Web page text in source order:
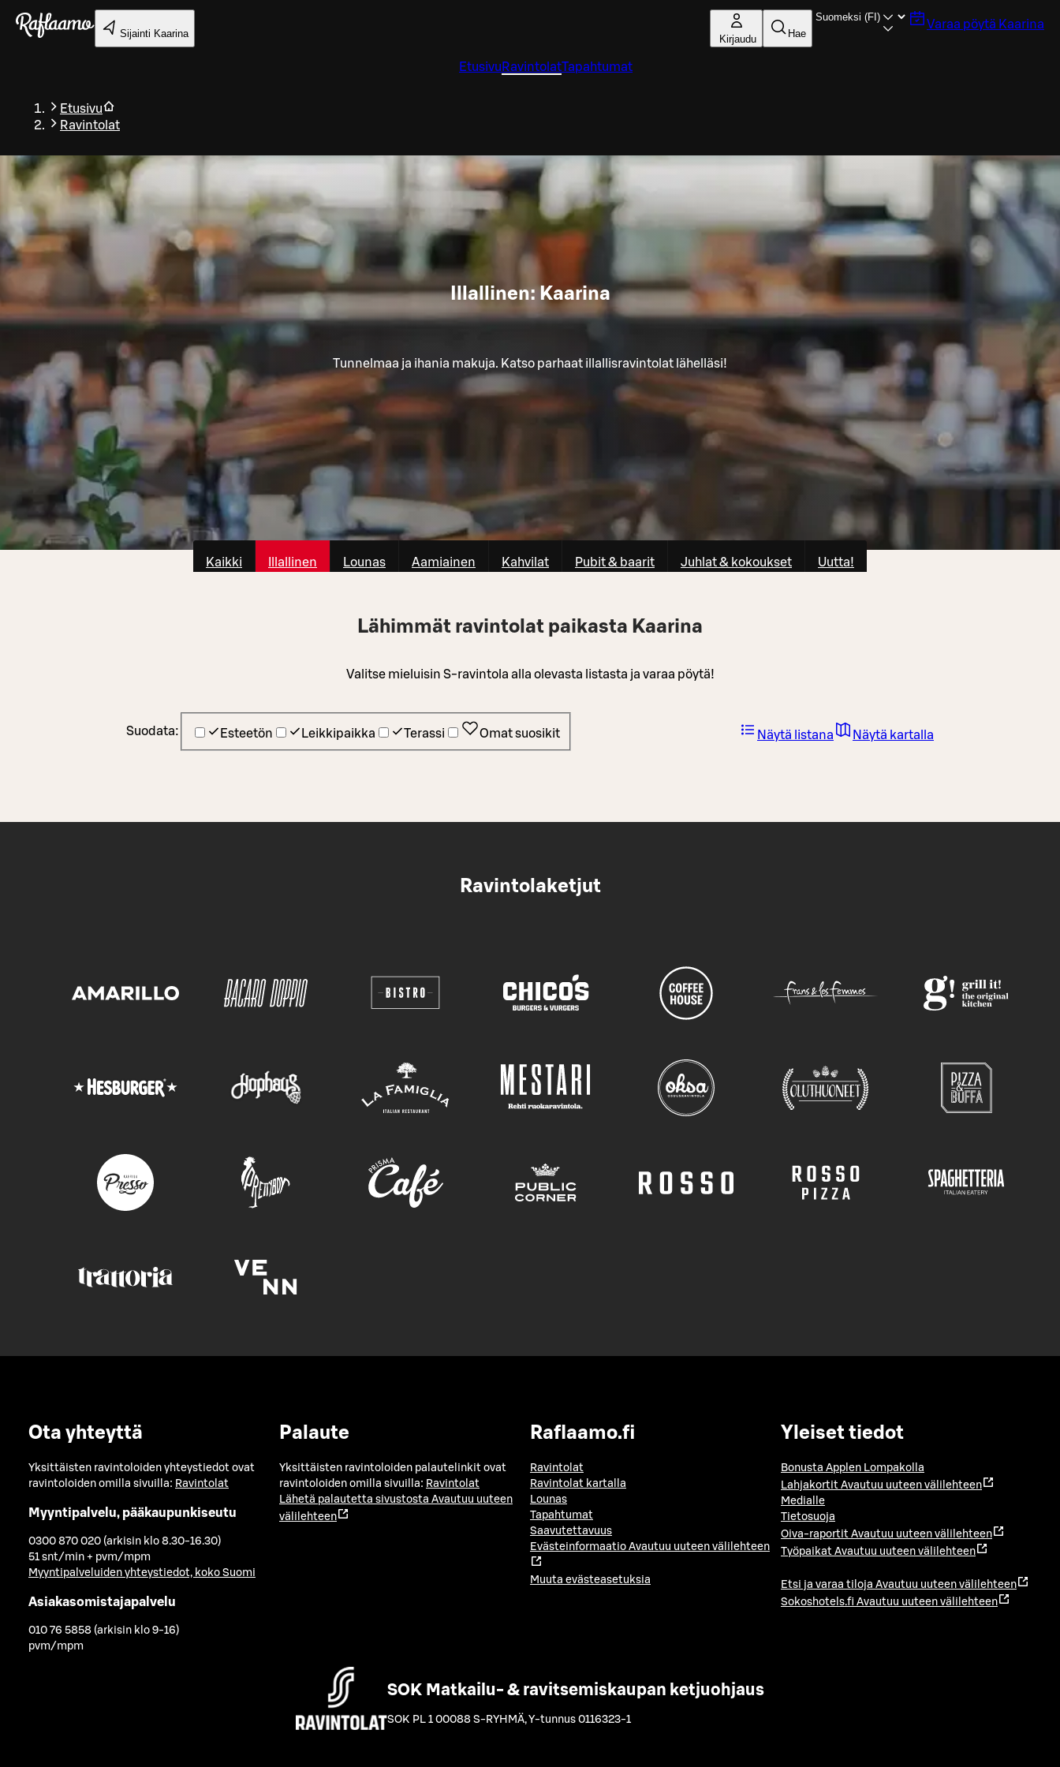
Siirry pääsisältöön
Sijainti Kaarina Kirjaudu Hae
Varaa pöytä Kaarina
Etusivu RavintolatTapahtumat
Etusivu
Ravintolat
Illallinen: Kaarina
Tunnelmaa ja ihania makuja. Katso parhaat illallisravintolat lähelläsi!
Kaikki Illallinen Lounas Aamiainen Kahvilat Pubit & baarit Juhlat & kokoukset Uutta!
Lähimmät ravintolat paikasta Kaarina
Valitse mieluisin S-ravintola alla olevasta listasta ja varaa pöytä!
Suodata: Esteetön Leikkipaikka Terassi Omat suosikit Näytä listana Näytä kartalla
Ravintolaketjut
Ota yhteyttä
Yksittäisten ravintoloiden yhteystiedot ovat
ravintoloiden omilla sivuilla: Ravintolat
Myyntipalvelu, pääkaupunkiseutu
0300 870 020 (arkisin klo 8.30-16.30)
51 snt/min + pvm/mpm
Myyntipalveluiden yhteystiedot, koko Suomi
Asiakasomistajapalvelu
010 76 5858 (arkisin klo 9-16)
pvm/mpm
Palaute
Yksittäisten ravintoloiden palautelinkit ovat
ravintoloiden omilla sivuilla: Ravintolat
Lähetä palautetta sivustosta Avautuu uuteen
välilehteen
Raflaamo.fi
Ravintolat
Ravintolat kartalla
Lounas
Tapahtumat
Saavutettavuus
Evästeinformaatio Avautuu uuteen välilehteen
Muuta evästeasetuksia
Yleiset tiedot
Bonusta Applen Lompakolla
Lahjakortit Avautuu uuteen välilehteen
Medialle
Tietosuoja
Oiva-raportit Avautuu uuteen välilehteen
Työpaikat Avautuu uuteen välilehteen
Etsi ja varaa tiloja Avautuu uuteen välilehteen
Sokoshotels.fi Avautuu uuteen välilehteen
SOK Matkailu- & ravitsemiskaupan ketjuohjaus
SOK PL 1 00088 S-RYHMÄ,Y-tunnus 0116323-1